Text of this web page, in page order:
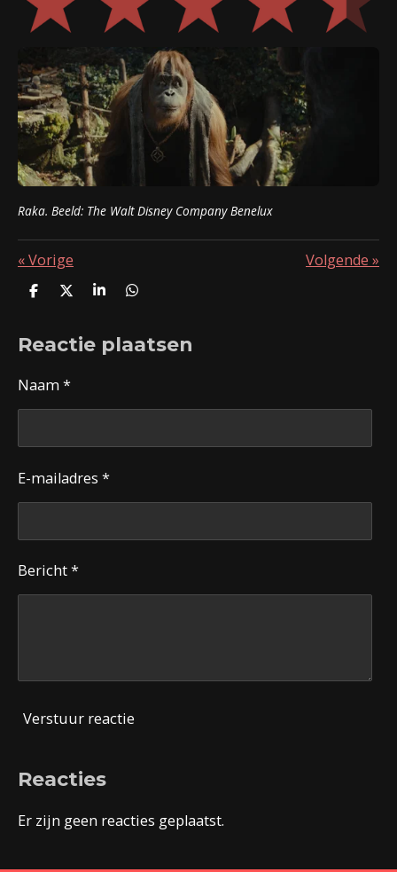
Raka. Beeld: The Walt Disney Company Benelux
«Vorige Volgende »
D
e
n
D
l
S
e
D
e
n
Reactie plaatsen
Naam *
E-mailadres *
Bericht *
Verstuur reactie
Reacties
Er zijn geen reacties geplaatst.